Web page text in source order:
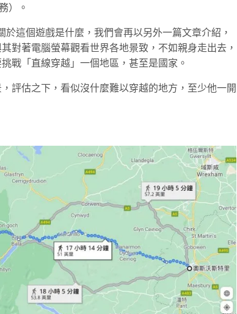
）。
於這個遊戲是什麼，我們會再以另外一篇文章介紹，
對著電腦螢幕觀看世界各地景致，不如親身走出去，
戰「直線穿越」一個地區，甚至是國家。
評估之下，看似沒什麼難以穿越的地方，至少他一開